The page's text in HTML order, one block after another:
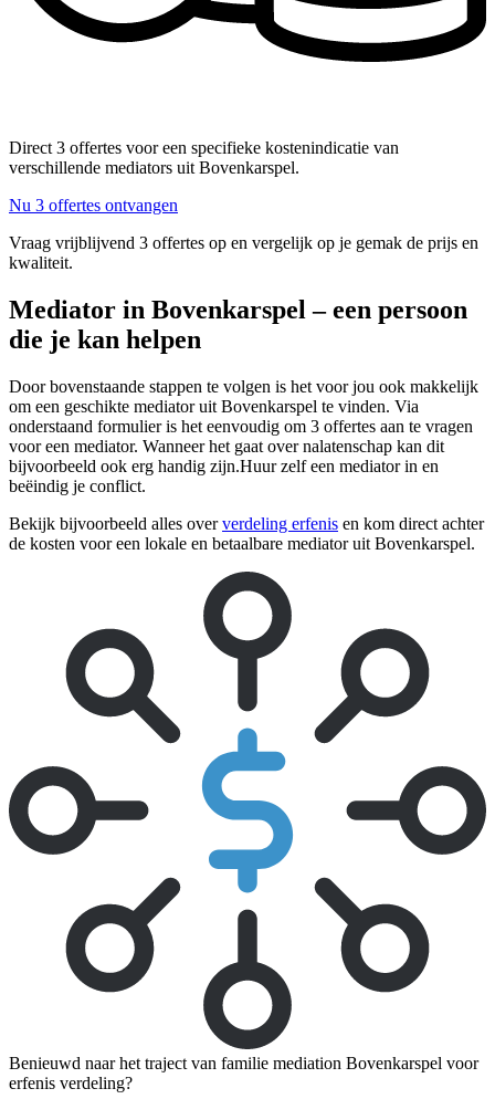
Direct 3 offertes voor een specifieke kostenindicatie van
verschillende mediators uit Bovenkarspel.
Nu 3 offertes ontvangen
Vraag vrijblijvend 3 offertes op en vergelijk op je gemak de prijs en
kwaliteit.
Mediator in Bovenkarspel – een persoon
die je kan helpen
Door bovenstaande stappen te volgen is het voor jou ook makkelijk
om een geschikte mediator uit Bovenkarspel te vinden. Via
onderstaand formulier is het eenvoudig om 3 offertes aan te vragen
voor een mediator. Wanneer het gaat over nalatenschap kan dit
bijvoorbeeld ook erg handig zijn.Huur zelf een mediator in en
beëindig je conflict.
Bekijk bijvoorbeeld alles oververdeling erfenis en kom direct achter
de kosten voor een lokale en betaalbare mediator uit Bovenkarspel.
Benieuwd naar het traject van familie mediation Bovenkarspel voor
erfenis verdeling?